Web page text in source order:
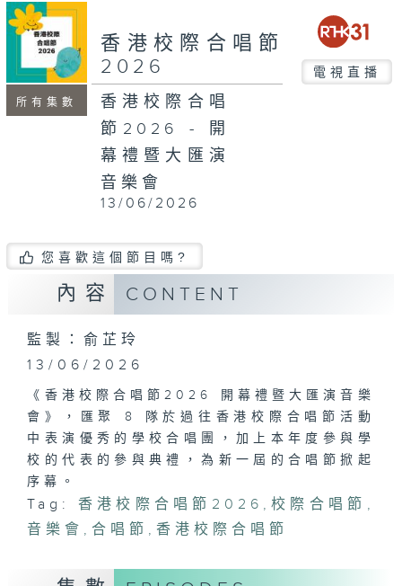
hour,
35
minutes,
seconds
所有集數
香港校際合唱節
2026
電視直播
香港校際合唱
節2026 - 開
幕禮暨大匯演
音樂會
13/06/2026
您喜歡這個節目嗎?
內容 CONTENT
監製：俞芷玲
13/06/2026
《香港校際合唱節2026 開幕禮暨大匯演音樂
會》，匯聚 8 隊於過往香港校際合唱節活動
中表演優秀的學校合唱團，加上本年度參與學
校的代表的參與典禮，為新一屆的合唱節掀起
序幕。
Tag: 香港校際合唱節2026 , 校際合唱節 ,
音樂會 , 合唱節 , 香港校際合唱節